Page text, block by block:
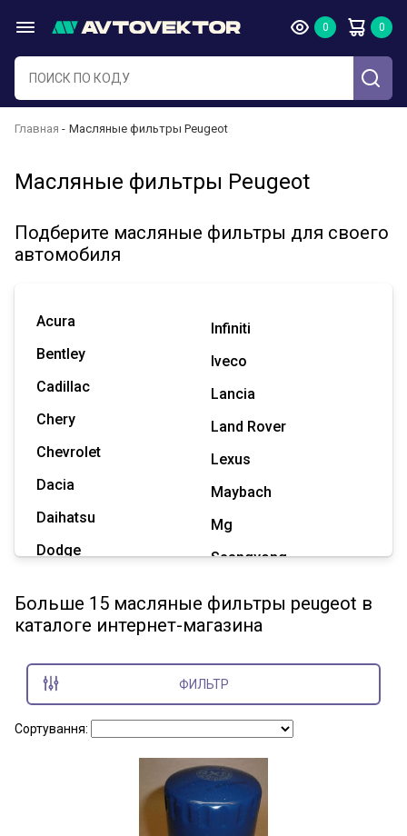
Главная Масляные фильтры Peugeot
Масляные фильтры Peugeot
Подберите масляные фильтры для своего
автомобиля
Acura
Bentley
Cadillac
Chery
Chevrolet
Dacia
Daihatsu
Dodge
Great Wall
Hummer
Infiniti
Iveco
Lancia
Land Rover
Lexus
Maybach
Mg
Ssangyong
Tesla
Показать все марки
Больше 15 масляные фильтры peugeot в
каталоге интернет-магазина
ФИЛЬТР
Сортування: